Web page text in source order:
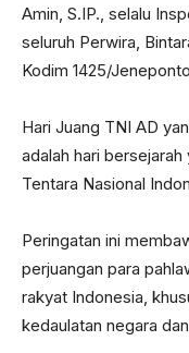
Amin, S.IP., selalu
seluruh Perwira,
Kodim 1425/
Hari Juang TNI AD
adalah hari
Tentara Nasional
Peringatan ini
perjuangan para
rakyat Indonesia,
kedaulatan negara